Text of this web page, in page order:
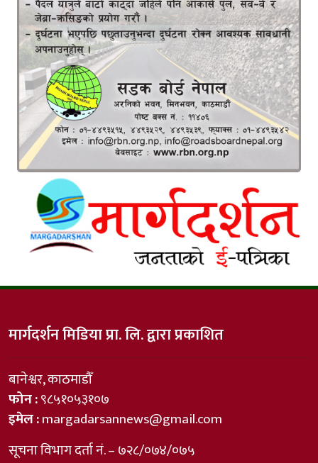
मार्गदर्शन मिडिया प्रा. लि. द्वारा प्रकाशित
बानेश्वर, काठमाडौँ
फोन :९८५१०५३१०७
इमेल :margadarsannews@gmail.com
सूचना विभाग दर्ता नं. – ७२८/०७४/०७५